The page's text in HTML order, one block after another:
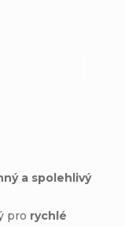
a spolehlivý
pro rychlé